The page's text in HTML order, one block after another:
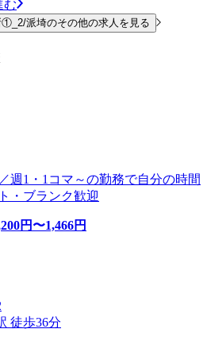
む
派埼のその他の求人を見る
週1・1コマ～の勤務で自分の時間
・ブランク歓迎
円〜1,466円
徒歩36分